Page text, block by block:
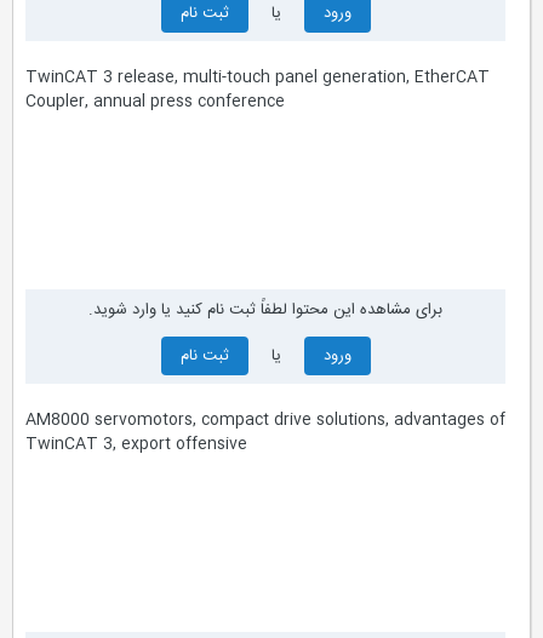
ورود ثبت نام
TwinCAT 3 release, multi-touch panel generation, EtherCAT
Coupler, annual press conference
برای مشاهده این محتوا لطفاً ثبت نام کنید یا وارد شوید.
ورود
ثبت نام
AM8000 servomotors, compact drive solutions, advantages of
TwinCAT 3, export offensive